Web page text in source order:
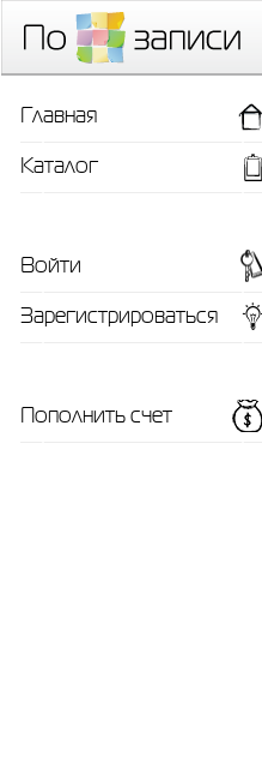
Главная
Каталог
Войти
Зарегистрироваться
Пополнить счет